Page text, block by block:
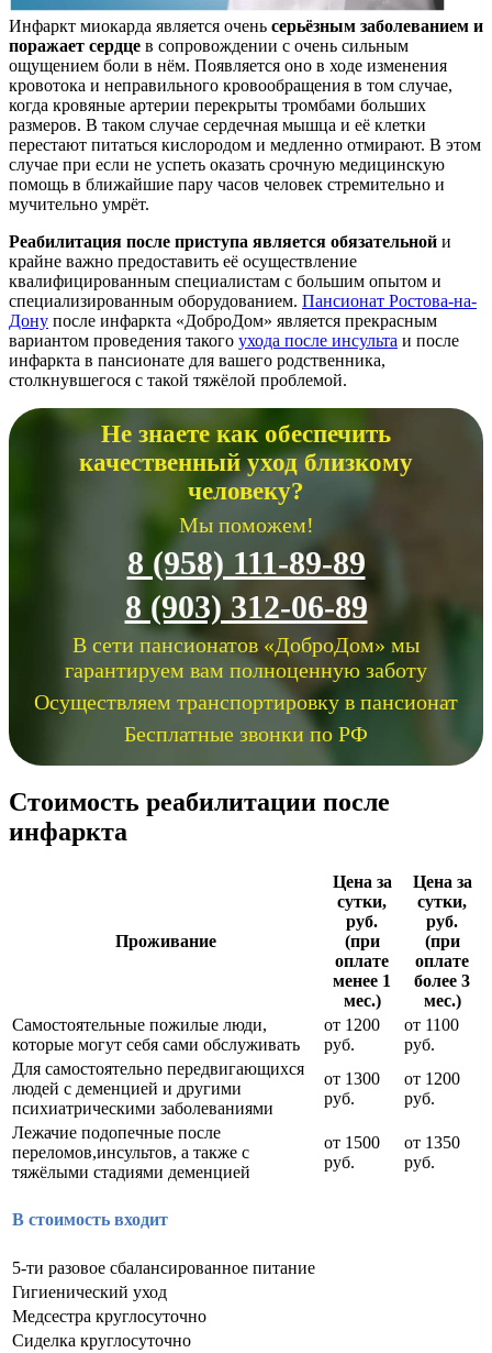
Инфаркт миокарда является очень серьёзным заболеванием и
поражает сердце в сопровождении с очень сильным
ощущением боли в нём. Появляется оно в ходе изменения
кровотока и неправильного кровообращения в том случае,
когда кровяные артерии перекрыты тромбами больших
размеров. В таком случае сердечная мышца и её клетки
перестают питаться кислородом и медленно отмирают. В этом
случае при если не успеть оказать срочную медицинскую
помощь в ближайшие пару часов человек стремительно и
мучительно умрёт.
Реабилитация после приступа является обязательной и
крайне важно предоставить её осуществление
квалифицированным специалистам с большим опытом и
специализированным оборудованием. Пансионат Ростова-на-
Дону после инфаркта «ДоброДом» является прекрасным
вариантом проведения такого ухода после инсульта и после
инфаркта в пансионате для вашего родственника,
столкнувшегося с такой тяжёлой проблемой.
Не знаете как обеспечить
качественный уход близкому
человеку?
Мы поможем!
8 (958) 111-89-89
8 (903) 312-06-89
В сети пансионатов «ДоброДом» мы
гарантируем вам полноценную заботу
Осуществляем транспортировку в пансионат
Бесплатные звонки по РФ
Стоимость реабилитации после
инфаркта
Проживание
Цена за
сутки,
руб.
(при
оплате
менее 1
мес.)
Цена за
сутки,
руб.
(при
оплате
более 3
мес.)
Самостоятельные пожилые люди,
которые могут себя сами обслуживать
от 1200
руб.
от 1100
руб.
Для самостоятельно передвигающихся
людей с деменцией и другими
психиатрическими заболеваниями
от 1300
руб.
от 1200
руб.
Лежачие подопечные после
переломов,инсультов, а также с
тяжёлыми стадиями деменцией
от 1500
руб.
от 1350
руб.
В стоимость входит
5-ти разовое сбалансированное питание
Гигиенический уход
Медсестра круглосуточно
Сиделка круглосуточно